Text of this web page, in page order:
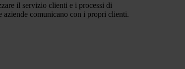
il servizio clienti e i processi di
aziende comunicano con i propri clienti.